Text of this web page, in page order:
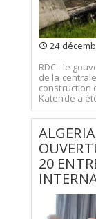
24
RDC : le
de la
construction
Katende a
20